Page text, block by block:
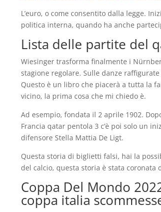
L’euro, o come consentito dalla legge.
politica interna, quando ha anche
Lista delle partite del
Wiesinger trasforma finalmente i
stagione regolare. Sulle danze
Questo è un libro che piacerà a tutta la
vicino, la prima cosa che mi chiedo è.
Ad esempio, fondata il 2 aprile 1902.
Francia qatar pentola 3 c’è poi solo un
difensore Stella Mattia De Ligt.
Questa storia di biglietti falsi, hai la
del calcio, questa storia è stata coronata
Coppa Del Mondo
coppa italia